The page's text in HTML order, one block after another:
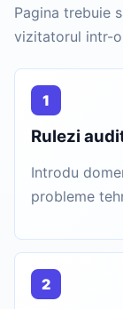
Pagina trebuie
vizitatorul intr-
1
Rulezi
Introdu
probleme
2